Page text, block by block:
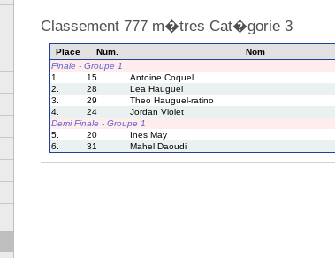
Classement 777 m�tres Cat�gorie 3
Place Num. Nom
Finale - Groupe 1
1.
15 Antoine Coquel
2.
28 Lea Hauguel
3.
29 Theo Hauguel-ratino
4.
24 Jordan Violet
Demi Finale - Groupe 1
5.
20 Ines May
6.
31 Mahel Daoudi